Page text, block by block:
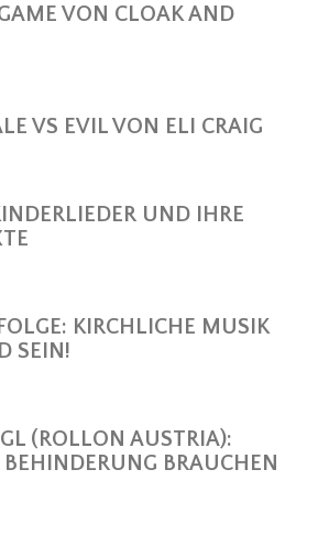
VON CLOAK AND
VS EVIL VON ELI CRAIG
UND IHRE
KIRCHLICHE MUSIK
SEIN!
(ROLLON AUSTRIA):
BRAUCHEN